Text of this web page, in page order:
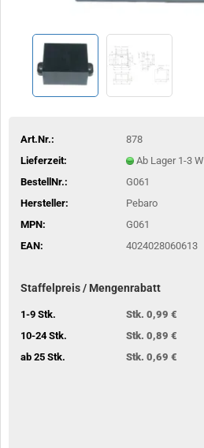
Art.Nr.:
878
Lieferzeit:
Ab Lager 1-3
BestellNr.:
G061
Hersteller:
Pebaro
MPN:
G061
EAN:
4024028060613
Staffelpreis / Mengenrabatt
1-9 Stk.
Stk. 0,99 €
10-24 Stk.
Stk. 0,89 €
ab 25 Stk.
Stk. 0,69 €